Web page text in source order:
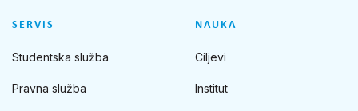
SERVIS
Studentska služba
Pravna služba
NAUKA
Ciljevi
Institut